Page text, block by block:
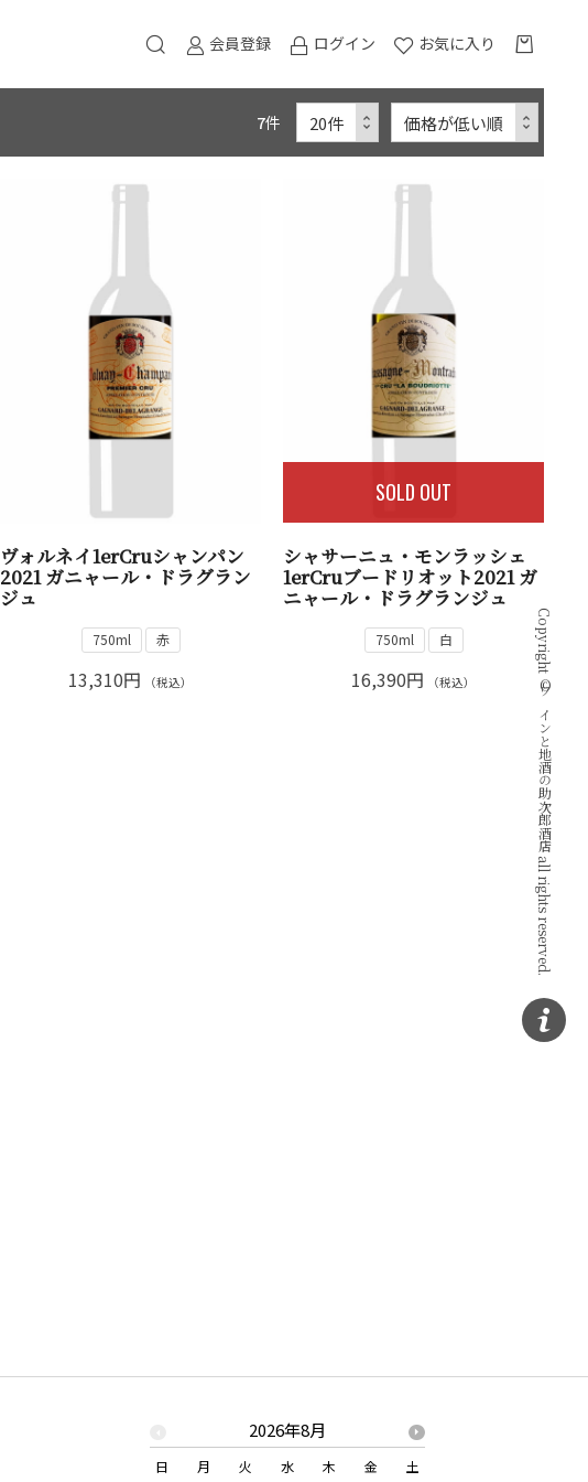
会員登録 ログイン お気に入り
7件
ヴォルネイ1erCruシャンパン
2021 ガニャール・ドラグラン
ジュ
750ml 赤
13,310円 （税込）
SOLD OUT
シャサーニュ・モンラッシェ
1erCruブードリオット2021 ガ
ニャール・ドラグランジュ
750ml 白
16,390円 （税込）
2026年8月
日 月 火 水 木 金
土
Copyright © ワインと地酒の助次郎酒店 all rights reserved.